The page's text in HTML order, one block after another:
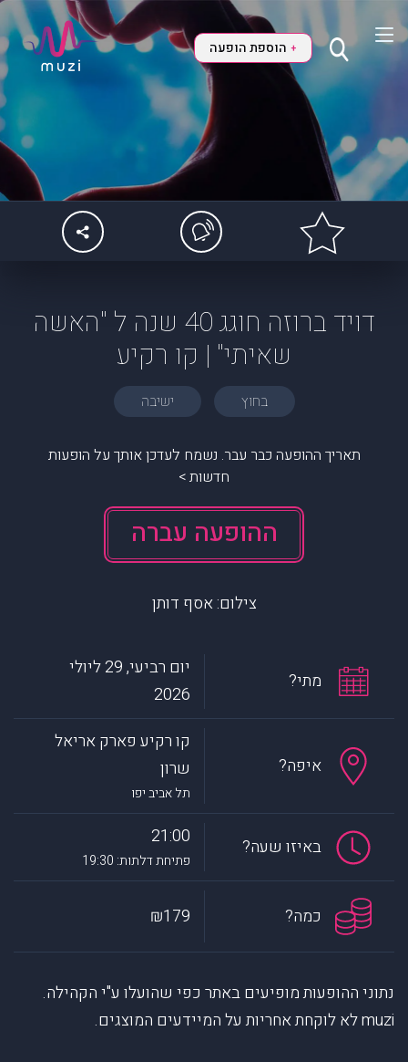
+ הוספת הופעה
דויד ברוזה חוגג 40 שנה ל "האשה
שאיתי" | קו רקיע
בחוץ ישיבה
תאריך ההופעה כבר עבר. נשמח לעדכן אותך על הופעות
חדשות >
ההופעה עברה
צילום: אסף דותן
מתי?
יום רביעי, 29 ליולי
2026
איפה?
קו רקיע פארק אריאל
שרון
תל אביב יפו
באיזו שעה? 21:00
פתיחת דלתות: 19:30
כמה? ₪179
נתוני ההופעות מופיעים באתר כפי שהועלו ע"י הקהילה.
muzi לא לוקחת אחריות על המיידעים המוצגים.